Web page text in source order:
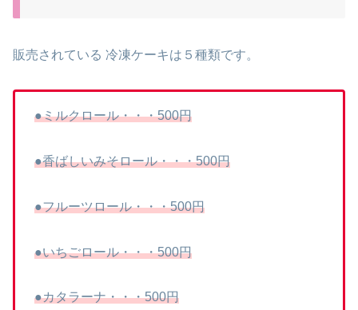
販売されている 冷凍ケーキは５種類です。
●ミルクロール・・・500円
●香ばしいみそロール・・・500円
●フルーツロール・・・500円
●いちごロール・・・500円
●カタラーナ・・・500円